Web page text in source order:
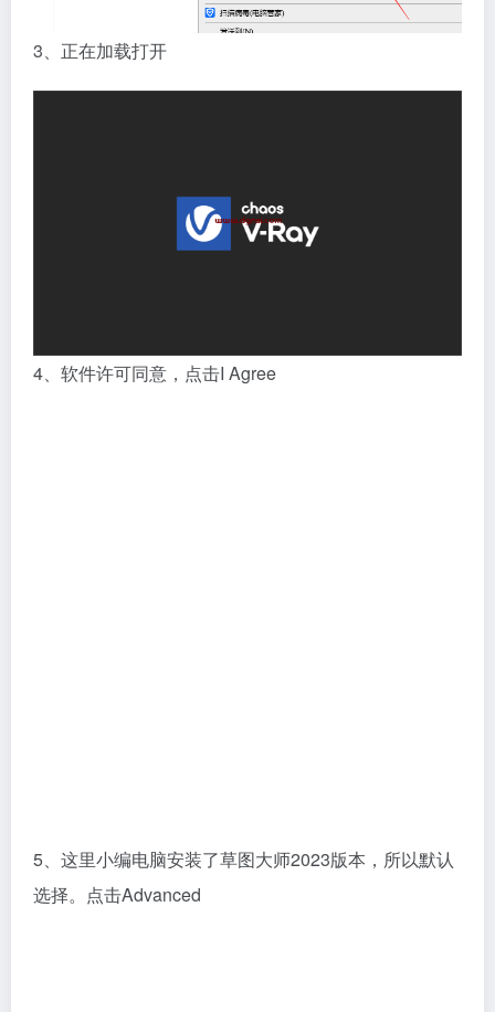
3、正在加载打开
4、软件许可同意，点击I Agree